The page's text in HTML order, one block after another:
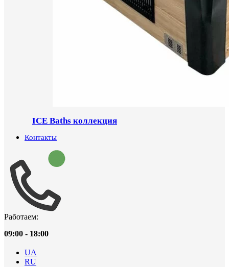
ICE Baths коллекция
Контакты
Работаем:
09:00 - 18:00
UA
RU